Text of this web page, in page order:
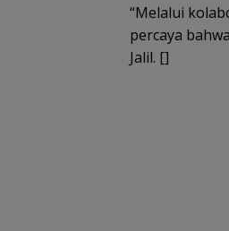
“Melalui
percaya
Jalil. []